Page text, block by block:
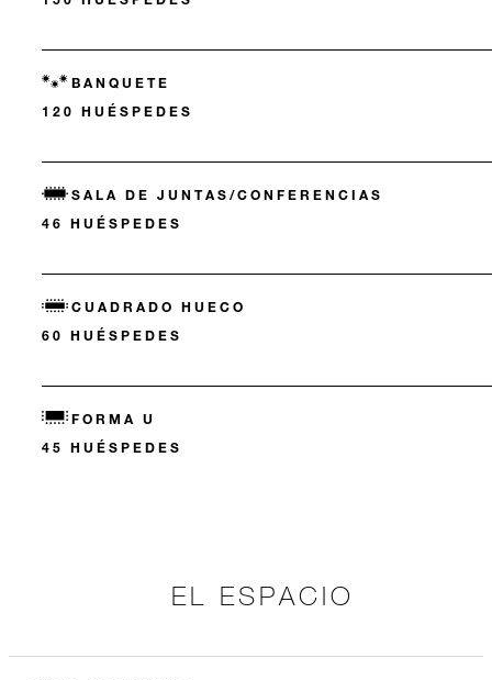
BANQUETE
120 HUÉSPEDES
SALA DE JUNTAS/CONFERENCIAS
46 HUÉSPEDES
CUADRADO HUECO
60 HUÉSPEDES
FORMA U
45 HUÉSPEDES
EL ESPACIO